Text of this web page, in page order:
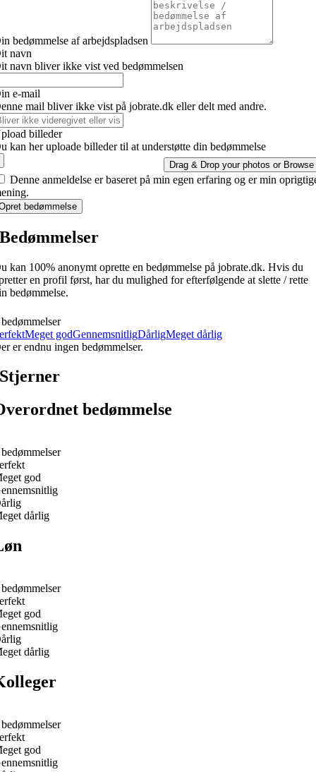
bedømmelse af arbejdspladsen
navn
navn bliver ikke vist ved bedømmelsen
e-mail
mail bliver ikke vist på jobrate.dk eller delt med andre.
billeder
kan her uploade billeder til at understøtte din bedømmelse
Drag & Drop your photos or Browse
Denne anmeldelse er baseret på min egen erfaring og er min
bedømmelse
Bedømmelser
kan 100% anonymt oprette en bedømmelse på jobrate.dk. Hvis du
en profil først, har du mulighed for efterfølgende at slette / rette
bedømmelse.
Meget godGennemsnitligDårligMeget dårlig
er endnu ingen bedømmelser.
Stjerner
bedømmelse
god
dårlig
god
dårlig
god